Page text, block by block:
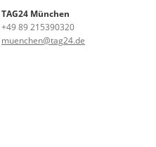
TAG24 München
+49 89 215390320
muenchen@tag24.de